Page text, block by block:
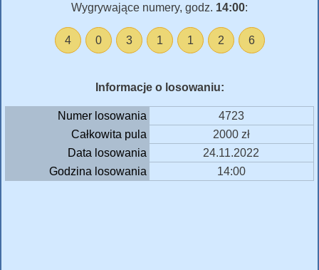
Wygrywające numery, godz. 14:00:
4 0 3 1 1 2 6
Informacje o losowaniu:
Numer losowania
4723
Całkowita pula
2000 zł
Data losowania
24.11.2022
Godzina losowania
14:00